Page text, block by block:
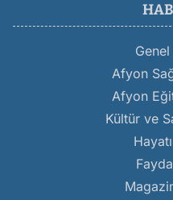
Afyon
Afyon
Kültür ve